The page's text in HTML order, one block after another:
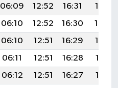
06:09 12:52 16:31
19:25
06:10 12:52 16:30
19:24
06:10 12:51 16:29
19:22
06:11 12:51 16:28
19:21
06:12 12:51 16:27
19:19